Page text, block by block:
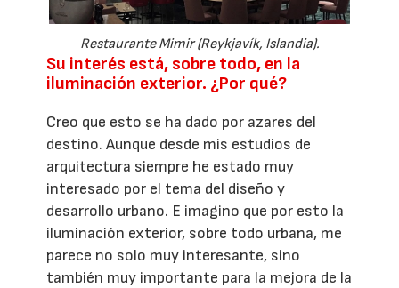
Restaurante Mimir (Reykjavík, Islandia).
Su interés está, sobre todo, en la
iluminación exterior. ¿Por qué?
Creo que esto se ha dado por azares del
destino. Aunque desde mis estudios de
arquitectura siempre he estado muy
interesado por el tema del diseño y
desarrollo urbano. E imagino que por esto la
iluminación exterior, sobre todo urbana, me
parece no solo muy interesante, sino
también muy importante para la mejora de la